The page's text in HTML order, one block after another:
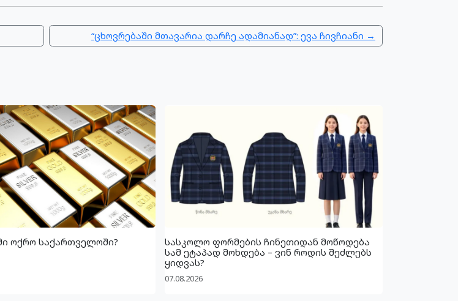
“ცხოვრებაში მთავარია დარჩე ადამიანად”: ევა ჩივჩიანი →
ოქრო საქართველოში?
სასკოლო ფორმების ჩინეთიდან მოწოდება
სამ ეტაპად მოხდება – ვინ როდის შეძლებს
ყიდვას?
07.08.2026